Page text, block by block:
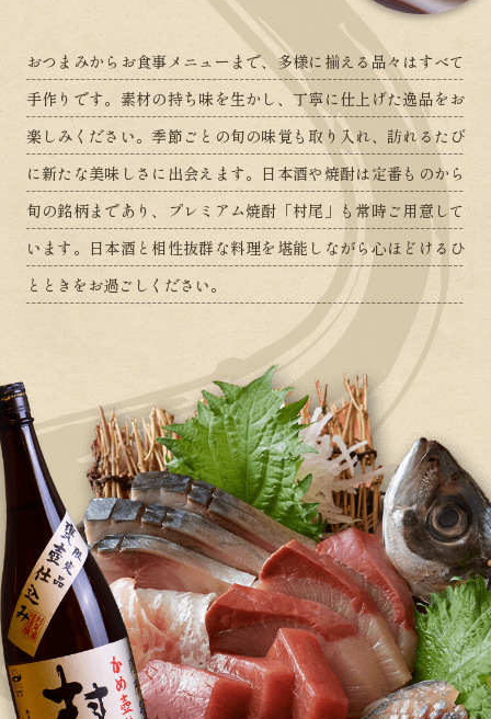
おつまみからお食事メニューまで、多様に揃える品々はすべて
手作りです。 素材の持ち味を生かし、丁寧に仕上げた逸品をお
楽しみください。 季節ごとの旬の味覚も取り入れ、 訪れるたび
に新たな美味しさに出会えます。 日本酒や焼酎は定番ものから
旬の銘柄まであり、
プレミアム焼酎「村尾」も 常時ご用意して
います。 日本酒と相性抜群な料理を 堪能しながら心ほどけるひ
とときをお過ごしください。